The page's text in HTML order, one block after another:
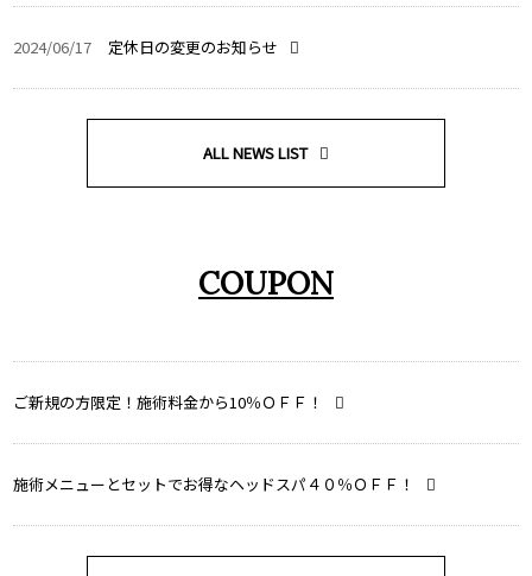
2024/06/17 定休日の変更のお知らせ
ALL NEWS LIST
COUPON
ご新規の方限定！施術料金から10％ＯＦＦ！
施術メニューとセットでお得なヘッドスパ４０％ＯＦＦ！